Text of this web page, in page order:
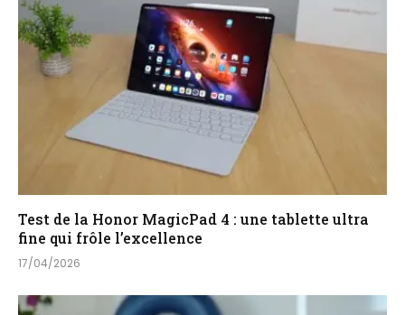
Test de la Honor MagicPad 4 : une tablette ultra
fine qui frôle l’excellence
17/04/2026